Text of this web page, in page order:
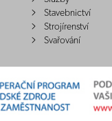
Stavebnictví
Strojírenství
Svařování